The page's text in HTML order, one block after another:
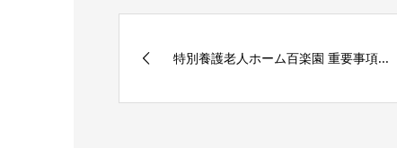
特別養護老人ホーム百楽園 重要事項...